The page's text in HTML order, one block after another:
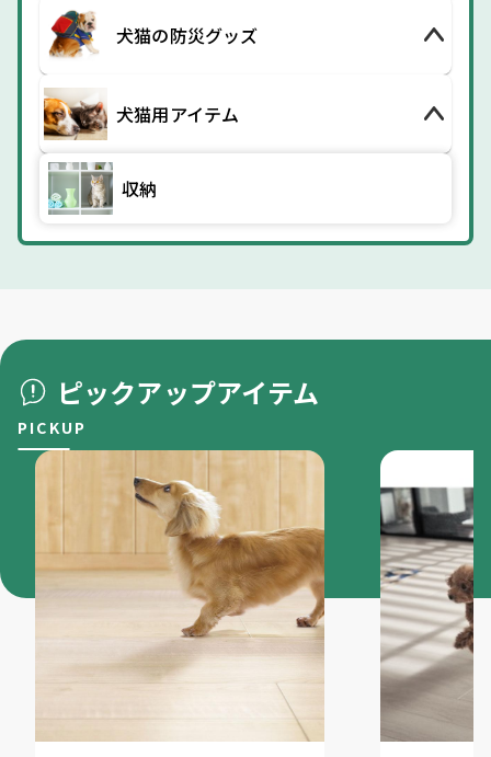
犬猫の防災グッズ
犬猫用アイテム
収納
ピックアップアイテム
PICKUP